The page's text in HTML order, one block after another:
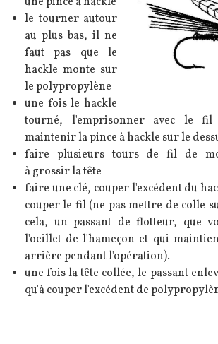
le tourner autour
au plus bas, il ne
faut pas que le
hackle monte sur
le polypropylène
une fois le hackle
tourné, l'emprisonner avec le
maintenir la pince à hackle sur le
faire plusieurs tours de fil de
à grossir la tête
faire une clé, couper l'excédent du
couper le fil (ne pas mettre de colle
cela, un passant de flotteur, que
l'oeillet de l'hameçon et qui
arrière pendant l'opération).
une fois la tête collée, le passant
qu'à couper l'excédent de